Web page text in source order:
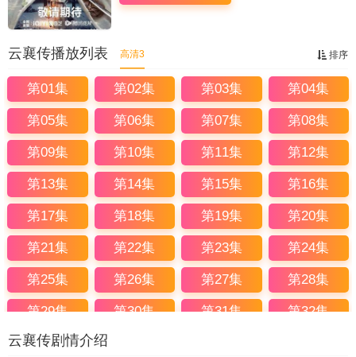
排序
云襄传播放列表 高清3
第01集 第02集 第03集 第04集
第05集 第06集 第07集 第08集
第09集 第10集 第11集 第12集
第13集 第14集 第15集 第16集
第17集 第18集 第19集 第20集
第21集 第22集 第23集 第24集
第25集 第26集 第27集 第28集
第29集 第30集 第31集 第32集
第33集
云襄传剧情介绍